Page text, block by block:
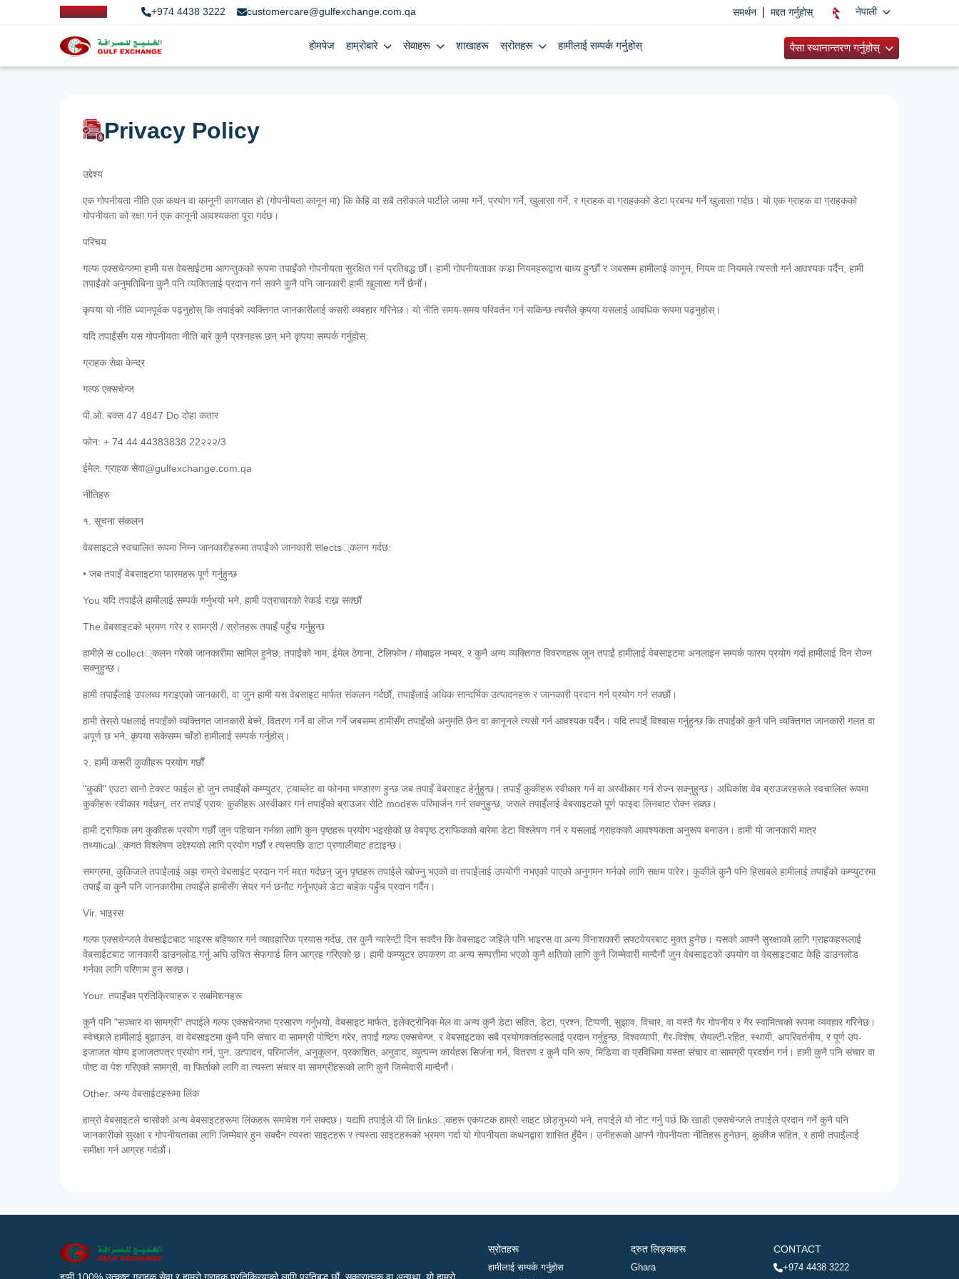
+974 4438 3222 customercare@gulfexchange.com.qa समर्थन मद्दत गर्नुहोस् नेपाली
होमपेज हाम्रोबारे सेवाहरू शाखाहरू स्रोतहरू हामीलाई सम्पर्क गर्नुहोस् पैसा स्थानान्तरण गर्नुहोस्
Privacy Policy
उद्देश्य
एक गोपनीयता नीति एक कथन वा कानूनी कागजात हो (गोपनीयता कानून मा) कि केहि वा सबै तरीकाले पार्टीले जम्मा गर्ने, प्रयोग गर्ने, खुलासा गर्ने, र ग्राहक वा ग्राहकको डेटा प्रबन्ध गर्ने खुलासा गर्दछ। यो एक ग्राहक वा ग्राहकको
गोपनीयता को रक्षा गर्न एक कानूनी आवश्यकता पूरा गर्दछ।
परिचय
गल्फ एक्सचेन्जमा हामी यस वेबसाईटमा आगन्तुकको रूपमा तपाइँको गोपनीयता सुरक्षित गर्न प्रतिबद्ध छौं। हामी गोपनीयताका कडा नियमहरूद्वारा बाध्य हुन्छौं र जबसम्म हामीलाई कानून, नियम वा नियमले त्यस्तो गर्न आवश्यक पर्दैन, हामी
तपाईंको अनुमतिबिना कुनै पनि व्यक्तिलाई प्रदान गर्न सक्ने कुनै पनि जानकारी हामी खुलासा गर्ने छैनौं।
कृपया यो नीति ध्यानपूर्वक पढ्नुहोस् कि तपाईको व्यक्तिगत जानकारीलाई कसरी व्यवहार गरिनेछ। यो नीति समय-समय परिवर्तन गर्न सकिन्छ त्यसैले कृपया यसलाई आवधिक रूपमा पढ्नुहोस्।
यदि तपाईंसँग यस गोपनीयता नीति बारे कुनै प्रश्नहरू छन् भने कृपया सम्पर्क गर्नुहोस्:
ग्राहक सेवा केन्द्र
गल्फ एक्सचेन्ज
पी.ओ. बक्स 47 4847 Do दोहा कतार
फोन: + 74 44 44383838 22२२२/3
ईमेल: ग्राहक सेवा@gulfexchange.com.qa
नीतिहरु
१. सूचना संकलन
वेबसाइटले स्वचालित रूपमा निम्न जानकारीहरूमा तपाईंको जानकारी सlects्कलन गर्दछ:
• जब तपाइँ वेबसाइटमा फारमहरू पूर्ण गर्नुहुन्छ
You यदि तपाईंले हामीलाई सम्पर्क गर्नुभयो भने, हामी पत्राचारको रेकर्ड राख्न सक्छौं
The वेबसाइटको भ्रमण गरेर र सामग्री / स्रोतहरू तपाइँ पहुँच गर्नुहुन्छ
हामीले स collect्कलन गरेको जानकारीमा सामिल हुनेछ; तपाईंको नाम, ईमेल ठेगाना, टेलिफोन / मोबाइल नम्बर, र कुनै अन्य व्यक्तिगत विवरणहरू जुन तपाईं हामीलाई वेबसाइटमा अनलाइन सम्पर्क फारम प्रयोग गर्दा हामीलाई दिन रोज्न
सक्नुहुन्छ।
हामी तपाइँलाई उपलब्ध गराइएको जानकारी, वा जुन हामी यस वेबसाइट मार्फत संकलन गर्दछौं, तपाईंलाई अधिक सान्दर्भिक उत्पादनहरू र जानकारी प्रदान गर्न प्रयोग गर्न सक्छौं।
हामी तेस्रो पक्षलाई तपाइँको व्यक्तिगत जानकारी बेच्ने, वितरण गर्ने वा लीज गर्ने जबसम्म हामीसँग तपाइँको अनुमति छैन वा कानूनले त्यसो गर्न आवश्यक पर्दैन। यदि तपाईं विश्वास गर्नुहुन्छ कि तपाईंको कुनै पनि व्यक्तिगत जानकारी गलत वा
अपूर्ण छ भने, कृपया सकेसम्म चाँडो हामीलाई सम्पर्क गर्नुहोस्।
२. हामी कसरी कुकीहरू प्रयोग गर्छौं
"कुकी" एउटा सानो टेक्स्ट फाईल हो जुन तपाइँको कम्प्युटर, ट्याब्लेट वा फोनमा भण्डारण हुन्छ जब तपाइँ वेबसाइट हेर्नुहुन्छ। तपाइँ कुकीहरू स्वीकार गर्न वा अस्वीकार गर्न रोज्न सक्नुहुन्छ। अधिकांश वेब ब्राउजरहरूले स्वचालित रूपमा
कुकीहरू स्वीकार गर्दछन्, तर तपाइँ प्राय: कुकीहरू अस्वीकार गर्न तपाइँको ब्राउजर सेटि modहरू परिमार्जन गर्न सक्नुहुन्छ, जसले तपाइँलाई वेबसाइटको पूर्ण फाइदा लिनबाट रोक्न सक्छ।
हामी ट्राफिक लग कुकीहरू प्रयोग गर्छौं जुन पहिचान गर्नका लागि कुन पृष्ठहरू प्रयोग भइरहेको छ वेबपृष्ठ ट्राफिकको बारेमा डेटा विश्लेषण गर्न र यसलाई ग्राहकको आवश्यकता अनुरूप बनाउन। हामी यो जानकारी मात्र
तथ्याical्कगत विश्लेषण उद्देश्यको लागि प्रयोग गर्छौं र त्यसपछि डाटा प्रणालीबाट हटाइन्छ।
समग्रमा, कुकिजले तपाईंलाई अझ राम्रो वेबसाईट प्रदान गर्न मद्दत गर्दछन् जुन पृष्ठहरू तपाईले खोज्नु भएको वा तपाईंलाई उपयोगी नभएको पाएको अनुगमन गर्नको लागि सक्षम पारेर। कुकीले कुनै पनि हिसाबले हामीलाई तपाइँको कम्प्युटरमा
तपाइँ वा कुनै पनि जानकारीमा तपाइँले हामीसँग सेयर गर्न छनौट गर्नुभएको डेटा बाहेक पहुँच प्रदान गर्दैन।
Vir. भाइरस
गल्फ एक्सचेन्जले वेबसाईटबाट भाइरस बहिष्कार गर्न व्यावहारिक प्रयास गर्दछ, तर कुनै ग्यारेन्टी दिन सक्दैन कि वेबसाइट जहिले पनि भाइरस वा अन्य विनाशकारी सफ्टवेयरबाट मुक्त हुनेछ। यसको आफ्नै सुरक्षाको लागि ग्राहकहरूलाई
वेबसाईटबाट जानकारी डाउनलोड गर्नु अघि उचित सेफगार्ड लिन आग्रह गरिएको छ। हामी कम्प्युटर उपकरण वा अन्य सम्पत्तीमा भएको कुनै क्षतिको लागि कुनै जिम्मेवारी मान्दैनौं जुन वेबसाइटको उपयोग वा वेबसाइटबाट केहि डाउनलोड
गर्नका लागि परिणाम हुन सक्छ।
Your. तपाइँका प्रतिक्रियाहरू र सबमिशनहरू
कुनै पनि "सञ्चार वा सामग्री" तपाईले गल्फ एक्सचेन्जमा प्रसारण गर्नुभयो, वेबसाइट मार्फत, इलेक्ट्रोनिक मेल वा अन्य कुनै डेटा सहित, डेटा, प्रश्न, टिप्पणी, सुझाव, विचार, वा यस्तै गैर गोपनीय र गैर स्वामित्वको रूपमा व्यवहार गरिनेछ।
स्वेच्छाले हामीलाई बुझाउन, वा वेबसाइटमा कुनै पनि संचार वा सामग्री पोष्टिंग गरेर, तपाईं गल्फ एक्सचेन्ज, र वेबसाइटका सबै प्रयोगकर्ताहरूलाई प्रदान गर्नुहुन्छ, विश्वव्यापी, गैर-विशेष, रोयल्टी-रहित, स्थायी, अपरिवर्तनीय, र पूर्ण उप-
इजाजत योग्य इजाजतपत्र प्रयोग गर्न, पुन: उत्पादन, परिमार्जन, अनुकूलन, प्रकाशित, अनुवाद, व्युत्पन्न कार्यहरू सिर्जना गर्न, वितरण र कुनै पनि रूप, मिडिया वा प्रविधिमा यस्ता संचार वा सामग्री प्रदर्शन गर्न। हामी कुनै पनि संचार वा
पोष्ट वा पेश गरिएको सामग्री, वा फिर्ताको लागि वा त्यस्ता संचार वा सामग्रीहरूको लागि कुनै जिम्मेवारी मान्दैनौं।
Other. अन्य वेबसाईटहरूमा लिंक
हाम्रो वेबसाइटले चासोको अन्य वेबसाइटहरूमा लिंकहरू समावेश गर्न सक्दछ। यद्यपि तपाईले यी लि links्कहरू एकपटक हाम्रो साइट छोड्नुभयो भने, तपाईले यो नोट गर्नु पर्छ कि खाडी एक्सचेन्जले तपाईले प्रदान गर्ने कुनै पनि
जानकारीको सुरक्षा र गोपनीयताका लागि जिम्मेवार हुन सक्दैन त्यस्ता साइटहरू र त्यस्ता साइटहरूको भ्रमण गर्दा यो गोपनीयता कथनद्वारा शासित हुँदैन। उनीहरूको आफ्नै गोपनीयता नीतिहरू हुनेछन्, कुकीज सहित, र हामी तपाईंलाई
समीक्षा गर्न आग्रह गर्दछौं।
स्रोतहरू
हामीलाई सम्पर्क गर्नुहोस
द्रुत लिङ्कहरू
Ghara
CONTACT
+974 4438 3222